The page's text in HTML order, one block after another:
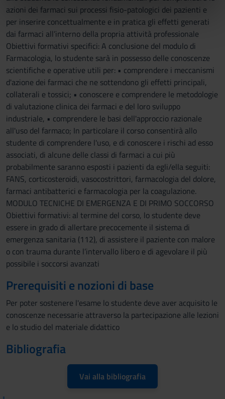
informazioni sul modo in cui utilizzi il nostro sito con i
nostri partner che si occupano di analisi dei dati web,
pubblicità e social media, i quali potrebbero combinarle
con altre informazioni che hai fornito loro o che hanno
raccolto dal tuo utilizzo dei loro servizi.
azioni dei farmaci sui processi fisio-patologici dei pazienti e
per inserire concettualmente e in pratica gli effetti generati
dai farmaci all’interno della propria attività professionale
Obiettivi formativi specifici: A conclusione del modulo di
Farmacologia, lo studente sarà in possesso delle conoscenze
scientifiche e operative utili per: • comprendere i meccanismi
d'azione dei farmaci che ne sottendono gli effetti principali,
collaterali e tossici; • conoscere e comprendere le metodologie
di valutazione clinica dei farmaci e del loro sviluppo
industriale, • comprendere le basi dell'approccio razionale
all'uso del farmaco; In particolare il corso consentirà allo
studente di comprendere l'uso, e di conoscere i rischi ad esso
associati, di alcune delle classi di farmaci a cui più
probabilmente saranno esposti i pazienti da egli/ella seguiti:
FANS, corticosteroidi, vasocostrittori, farmacologia del dolore,
farmaci antibatterici e farmacologia per la coagulazione.
MODULO TECNICHE DI EMERGENZA E DI PRIMO SOCCORSO
Obiettivi formativi: al termine del corso, lo studente deve
essere in grado di allertare precocemente il sistema di
emergenza sanitaria (112), di assistere il paziente con malore
o con trauma durante l’intervallo libero e di agevolare il più
possibile i soccorsi avanzati
Prerequisiti e nozioni di base
Per poter sostenere l'esame lo studente deve aver acquisito le
conoscenze necessarie attraverso la partecipazione alle lezioni
e lo studio del materiale didattico
Bibliografia
Vai alla bibliografia